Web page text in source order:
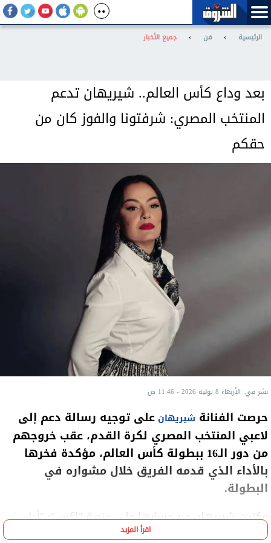
الرئيسية › فن › جميع الأخبار
بعد وداع كأس العالم.. شيريهان تدعم
المنتخب المصري: شرفتونا والفوز كان من
حقكم
نشر في: الأربعاء 8 يوليه 2026 - 11:46 ص
حرصت الفنانة شيريهان على توجيه رسالة دعم إلى
لاعبي المنتخب المصري لكرة القدم، عقب خروجهم
من دور الـ16 ببطولة كأس العالم، مؤكدة فخرها
بالأداء الذي قدمه الفريق خلال مشواره في
البطولة.
وكتبت شيريهان عبر حسابها على منصة "إكس": "أداء
مشرف، بمهنية واحترافية وخلق وأخلاق واحترام.. لعبتم
اقرأ المزيد